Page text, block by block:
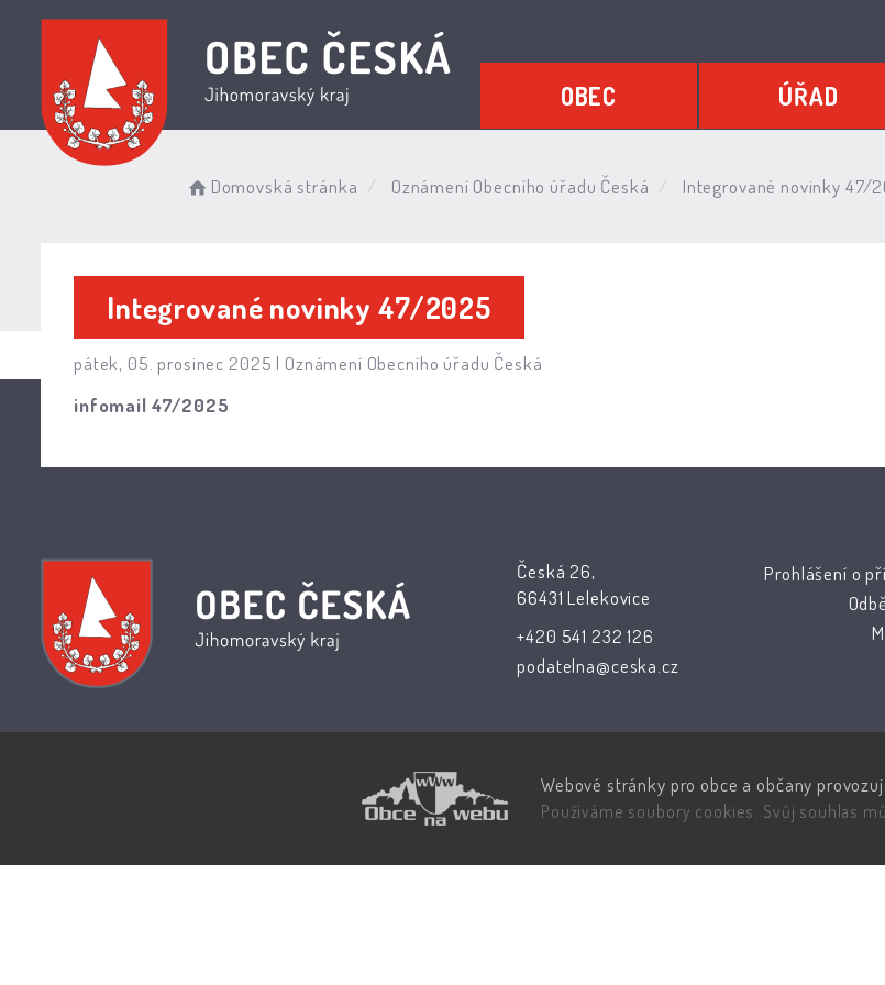
OBEC ÚŘAD
Domovská stránka Oznámení Obecního úřadu Česká Integrované novinky 47/
Integrované novinky 47/2025
pátek, 05. prosinec 2025 | Oznámení Obecního úřadu Česká
infomail 47/2025
Česká 26,
66431 Lelekovice
+420 541 232 126
podatelna@ceska.cz
Prohlášení o
Webové stránky pro obce a občany
Používáme soubory cookies. Svůj souhlas